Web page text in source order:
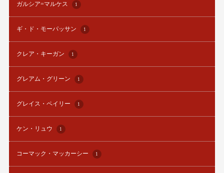
ガルシア=マルケス 1
ギ・ド・モーパッサン 1
クレア・キーガン 1
グレアム・グリーン 1
グレイス・ペイリー 1
ケン・リュウ 1
コーマック・マッカーシー 1